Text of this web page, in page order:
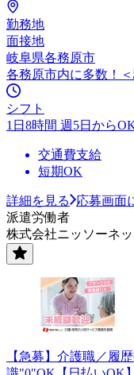
勤務地
面接地
岐阜県各務原市
各務原市内に多数！
シフト
1日8時間 週5日から
交通費支給
短期OK
詳細を見る
応募画面
派遣労働者
株式会社ニッソーネ
【急募】介護職／履